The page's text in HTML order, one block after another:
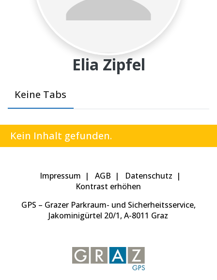
Elia Zipfel
Keine Tabs
Kein Inhalt gefunden.
Impressum AGB
Datenschutz
Kontrast erhöhen
GPS – Grazer Parkraum- und Sicherheitsservice,
Jakominigürtel 20/1, A-8011 Graz